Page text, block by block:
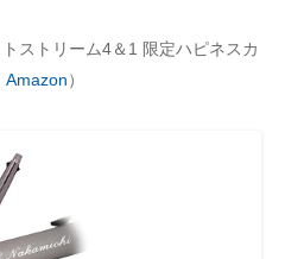
ストリーム4＆1 限定ハピネスカ
Amazon）